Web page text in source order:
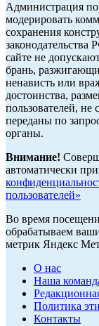
Администрация
модерировать
сохранения
сайте не
брань,
ненависть или
достоинства,
пользователей,
переданы по
органы.
Внимание!
автоматически
пользователей»
Во время
обрабатываем
метрик Яндекс
О нас
Наша
Политика
Контакты